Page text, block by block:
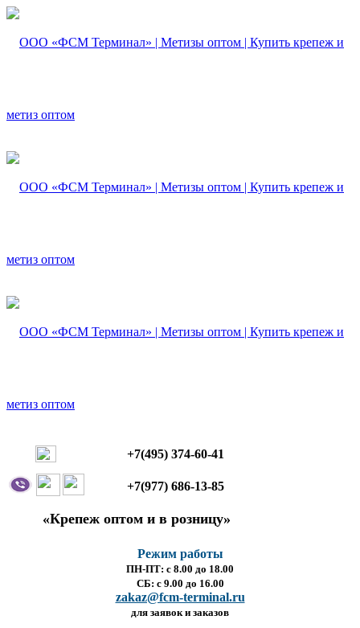
+7(495) 374-60-41
+7(977) 686-13-85
«Крепеж оптом и в розницу»
Режим работы
ПН-ПТ: с 8.00 до 18.00
СБ: с 9.00 до 16.00
zakaz@fcm-terminal.ru
для заявок и заказов